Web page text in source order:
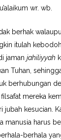
wr. wb.
berhak
itulah
jaman jahiliyyah
Tuhan,
berhubungan
mereka
jubah kesucian.
manusia harus
berhala